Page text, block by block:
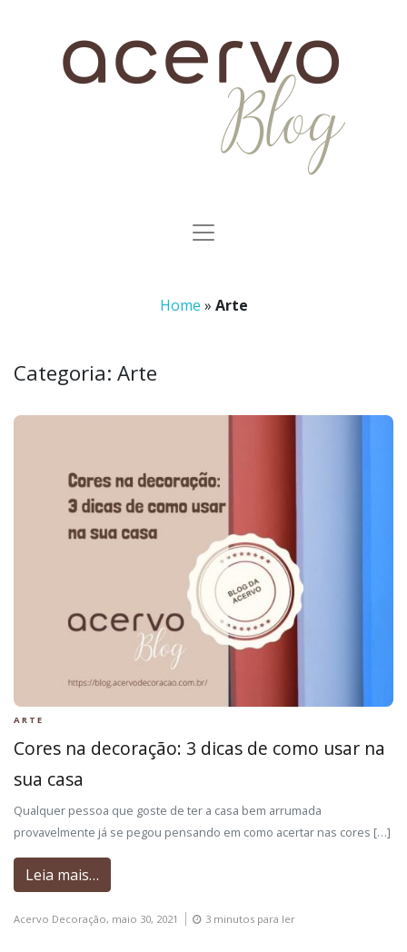
Home » Arte
Categoria: Arte
ARTE
Cores na decoração: 3 dicas de como usar na
sua casa
Qualquer pessoa que goste de ter a casa bem arrumada
provavelmente já se pegou pensando em como acertar nas cores […]
Leia mais…
Acervo Decoração, maio 30, 2021 3 minutos para ler